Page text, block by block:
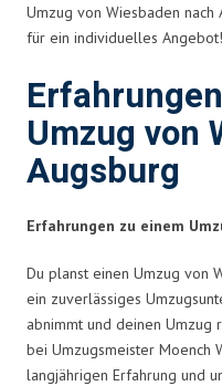
Umzug von Wiesbaden nach
für ein individuelles Angebot!
Umzug von
Augsburg
Erfahrungen zu einem
Du planst einen Umzug von
ein zuverlässiges
abnimmt und deinen Umzug
bei Umzugsmeister Moench
langjährigen Erfahrung und